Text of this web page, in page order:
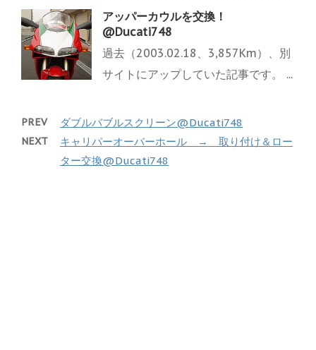
アッパーカウルを交換！
@Ducati748
過去（2003.02.18、3,857Km）、別
サイトにアップしていた記事です。 ...
PREV ダブルバブルスクリーン@Ducati748
NEXT
キャリパーオーバーホール → 取り付け＆ロー
ター交換@Ducati748